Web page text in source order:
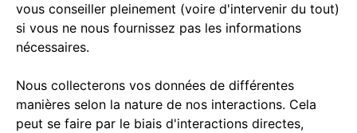
vous conseiller pleinement (voire d'intervenir du tout)
si vous ne nous fournissez pas les informations
nécessaires.
Nous collecterons vos données de différentes
manières selon la nature de nos interactions. Cela
peut se faire par le biais d'interactions directes,